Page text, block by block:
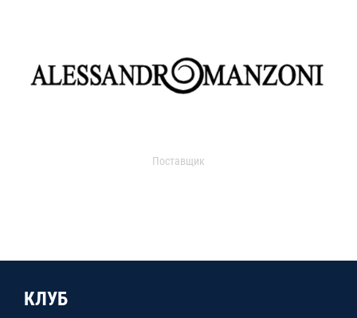
Поставщик
КЛУБ